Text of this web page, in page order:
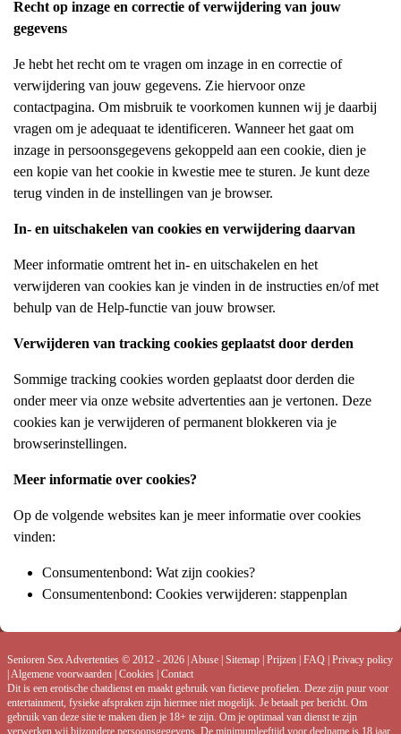
Recht op inzage en correctie of verwijdering van jouw
gegevens
Je hebt het recht om te vragen om inzage in en correctie of
verwijdering van jouw gegevens. Zie hiervoor onze
contactpagina. Om misbruik te voorkomen kunnen wij je daarbij
vragen om je adequaat te identificeren. Wanneer het gaat om
inzage in persoonsgegevens gekoppeld aan een cookie, dien je
een kopie van het cookie in kwestie mee te sturen. Je kunt deze
terug vinden in de instellingen van je browser.
In- en uitschakelen van cookies en verwijdering daarvan
Meer informatie omtrent het in- en uitschakelen en het
verwijderen van cookies kan je vinden in de instructies en/of met
behulp van de Help-functie van jouw browser.
Verwijderen van tracking cookies geplaatst door derden
Sommige tracking cookies worden geplaatst door derden die
onder meer via onze website advertenties aan je vertonen. Deze
cookies kan je verwijderen of permanent blokkeren via je
browserinstellingen.
Meer informatie over cookies?
Op de volgende websites kan je meer informatie over cookies
vinden:
Consumentenbond: Wat zijn cookies?
Consumentenbond: Cookies verwijderen: stappenplan
Senioren Sex Advertenties © 2012 - 2026| Abuse| Sitemap| Prijzen| FAQ| Privacy policy
Algemene voorwaarden| Cookies| Contact
Dit is een erotische chatdienst en maakt gebruik van fictieve profielen. Deze zijn puur voor
entertainment, fysieke afspraken zijn hiermee niet mogelijk. Je betaalt per bericht. Om
gebruik van deze site te maken dien je 18+ te zijn. Om je optimaal van dienst te zijn
verwerken wij bijzondere persoonsgegevens. De minimumleeftijd voor deelname is 18 jaar.